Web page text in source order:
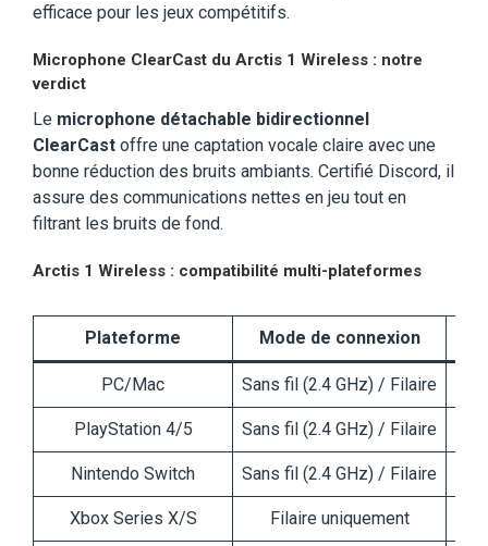
efficace pour les jeux compétitifs.
Microphone ClearCast du Arctis 1 Wireless : notre
verdict
Le microphone détachable bidirectionnel
ClearCast offre une captation vocale claire avec une
bonne réduction des bruits ambiants. Certifié Discord, il
assure des communications nettes en jeu tout en
filtrant les bruits de fond.
Arctis 1 Wireless : compatibilité multi-plateformes
Plateforme Mode de connexion
PC/Mac Sans fil (2.4 GHz) / Filaire
PlayStation 4/5 Sans fil (2.4 GHz) / Filaire
Nintendo Switch Sans fil (2.4 GHz) / Filaire
Xbox Series X/S Filaire uniquement